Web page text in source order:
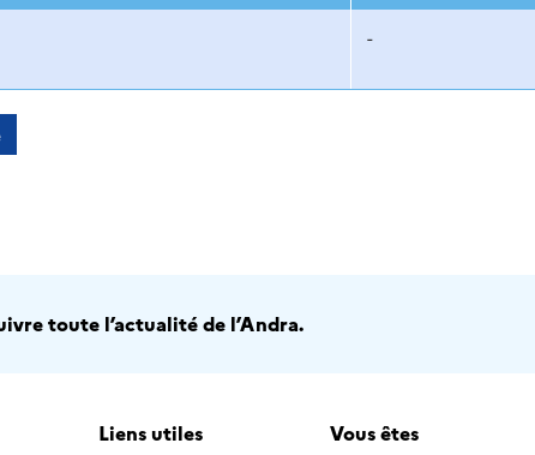
-
toute l’actualité de l’Andra.
Liens utiles Vous êtes